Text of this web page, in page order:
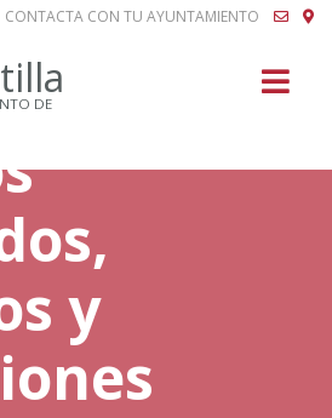
CONTACTA CON TU AYUNTAMIENTO
DE
y